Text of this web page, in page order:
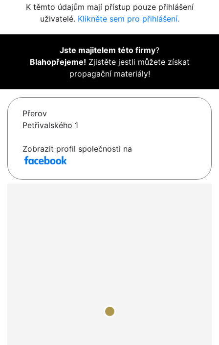
K těmto údajům mají přístup pouze přihlášení
uživatelé. Klikněte sem pro přihlášení.
Jste majitelem této firmy?
Blahopřejeme! Zjistěte jestli můžete získat
propagační materiály!
Přerov
Petřivalského 1
Zobrazit profil společnosti na